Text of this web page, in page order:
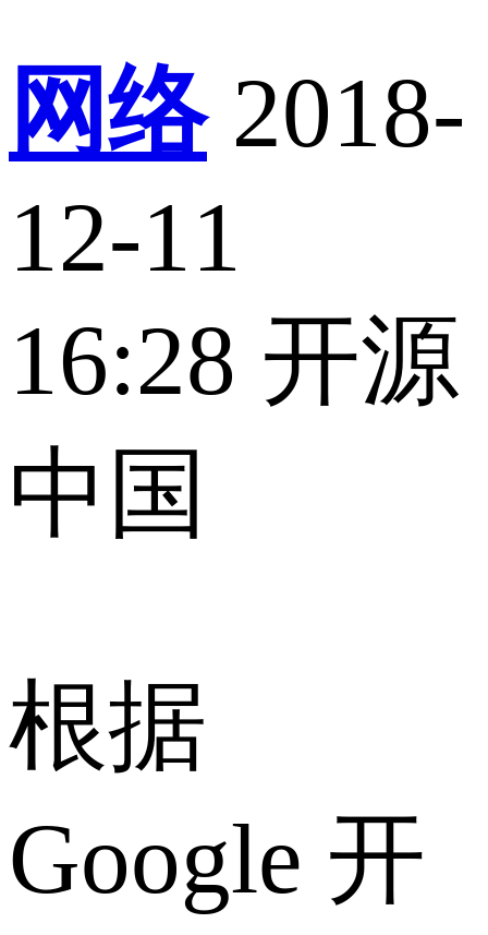
网络 2018-
12-11
16:28 开源
中国
根据
Google 开